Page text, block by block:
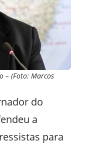
– (Foto: Marcos
do
a
para